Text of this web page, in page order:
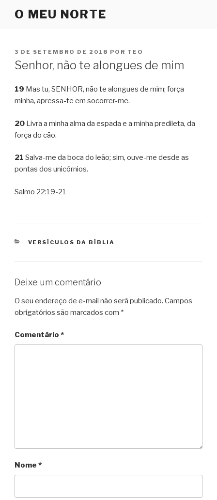
O MEU NORTE
PUBLICADO
EM
3 DE SETEMBRO DE 2018 POR TEO
Senhor, não te alongues de mim
19 Mas tu, SENHOR, não te alongues de mim; força
minha, apressa-te em socorrer-me.
20 Livra a minha alma da espada e a minha predileta, da
força do cão.
21 Salva-me da boca do leão; sim, ouve-me desde as
pontas dos unicórnios.
Salmo 22:19-21
CATEGORIAS
VERSÍCULOS DA BÍBLIA
Deixe um comentário
O seu endereço de e-mail não será publicado. Campos
obrigatórios são marcados com *
Comentário *
Nome *